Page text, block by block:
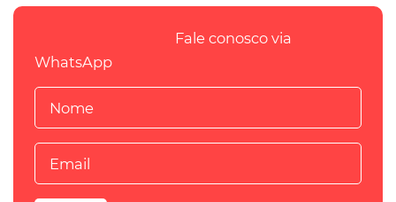
Fale conosco via
WhatsApp